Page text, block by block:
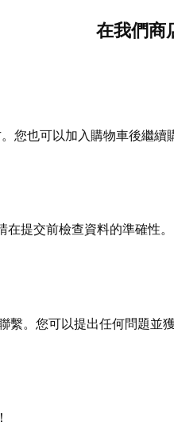
在我們商
您也可以加入購物車後繼續
提交前檢查資料的準確性。
。您可以提出任何問題並獲